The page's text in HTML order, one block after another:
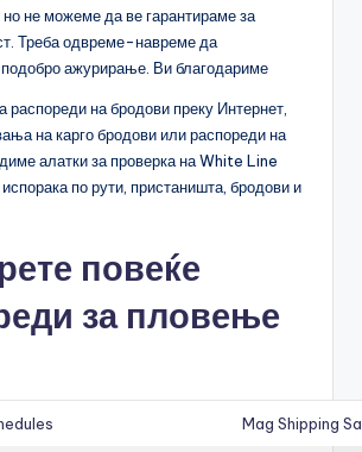
не можеме да ве гарантираме за
Треба одвреме-навреме да
подобро ажурирање. Ви благодариме
распореди на бродови преку Интернет,
на карго бродови или распореди на
алатки за проверка на White Line
по рути, пристаништа, бродови и
повеќе
за пловење
Mag Shipping